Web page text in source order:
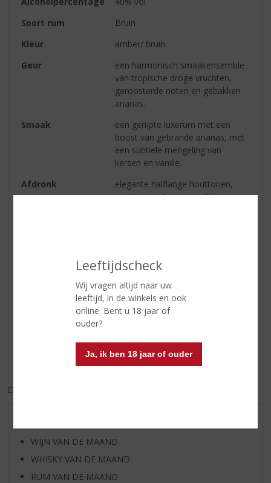
Leeftijdscheck
Wij vragen altijd naar uw
leeftijd, in de winkels en ook
online. Bent u 18 jaar of
ouder?
Ja, ik ben 18 jaar of ouder
Soort rum
Bruin
Kleur
amber/ bruin
Geur
een harmonisch smaakensemble
van tropische droge vruchten,
geroosterde noten en gebakken
ananas.
Smaak
een gerijpte luxerum met een
boost van gebrande ananas, met
een subtiele mengeling van
kersen en vanille.
Afdronk
elegante halflange houttonen,
rozijnaroma’s en een pittig
Reviews
Schrijf een review
EXCL. BTW
WIJN VAN DE MAAND
WHISKY VAN DE MAAND
RUM VAN DE MAAND